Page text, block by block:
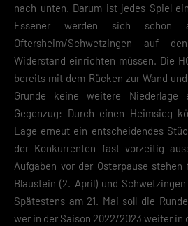
nach unten. Darum ist jedes Spiel
Essener werden sich schon
Oftersheim/Schwetzingen auf
Widerstand einrichten müssen. Die
bereits mit dem Rücken zur Wand
Grunde keine weitere Niederlage
Gegenzug: Durch einen Heimsieg
Lage erneut ein entscheidendes
der Konkurrenten fast vorzeitig
Aufgaben vor der Osterpause
Blaustein (2. April) und
Spätestens am 21. Mai soll die
wer in der Saison 2022/2023 weiter in